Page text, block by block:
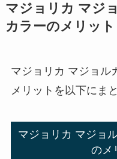
マジョリカ マジ
カラーのメリッ
マジョリカ マジョル
メリットを以下にま
マジョリカ マジョ
のメ